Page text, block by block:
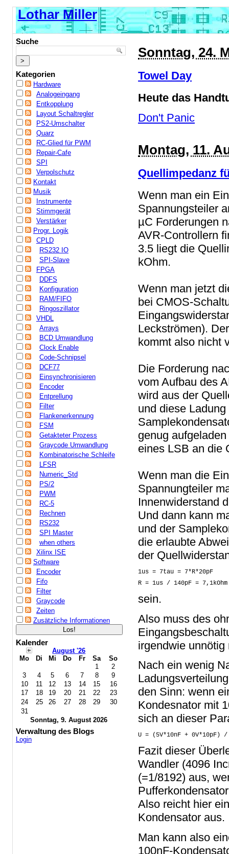
Lothar Miller
Suche
Kategorien
Hardware
Analogeingang
Entkopplung
Layout Schaltregler
PS2-Umschalter
Quarz
RC-Glied für PWM
Repair-Cafe
SPI
Verpolschutz
Kontakt
Musik
Instrumente
Stimmgerät
Verstärker
Progr. Logik
CPLD
RS232 IO
SPI-Slave
FPGA
DDFS
Konfiguration
RAM/FIFO
Ringoszillator
VHDL
Arrays
BCD Umwandlung
Clock Enable
Code-Schnipsel
DCF77
Einsynchronisieren
Encoder
Entprellung
Filter
Flankenerkennung
FSM
Getakteter Prozess
Graycode Umwandlung
Kombinatorische Schleife
LFSR
Numeric_Std
PS/2
PWM
RC-5
Rechnen
RS232
SPI Master
when others
Xilinx ISE
Software
Encoder
Fifo
Filter
Graycode
Zeiten
Zusätzliche Informationen
Kalender
August '26
Mo
Di Mi Do Fr Sa So
Sonntag, 9. August 2026
1
2
3
4 5 6 7 8
9
10
11 12 13 14 15
16
17
18 19 20 21 22
23
24
25 26 27 28 29
30
31
Verwaltung des Blogs
Login
Sonntag, 24.
Towel Day
Heute das
Don't Panic
Montag, 11.
Quellimpedanz
Wenn man ein
Spannungsteiler
µC Forderungen
AVR-Controllern
3.5 liegt die
kOhm.
Wenn man jetzt
bei CMOS-
Leckströmen).
kommt also nicht
Die Forderung
vom Aufbau des
wird aus der
und diese
genug
eines LSB an die
Wenn man die
Spannungteiler
Innenwiderstand
Und dann kann
und der
die erlaubte
der
1us = 7tau = 7*R*20pF
R = 1us / 140pF = 7,1kOhm
sein.
Also muss des
irgendwie
Nach ein wenig
den Sinn: wenn
Kondesnator mit
sich an dieser
U = (5V*10nF + 0V*10pF)
Fazit dieser
Wandler (4096
(=1/8192) aus,
Also reicht hier
Kondensator aus.
Man kann also
100nF-